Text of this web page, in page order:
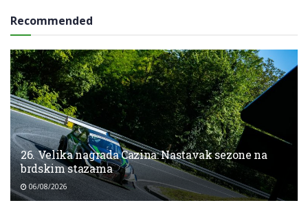
Recommended
26. Velika nagrada Cazina: Nastavak sezone na
brdskim stazama
06/08/2026